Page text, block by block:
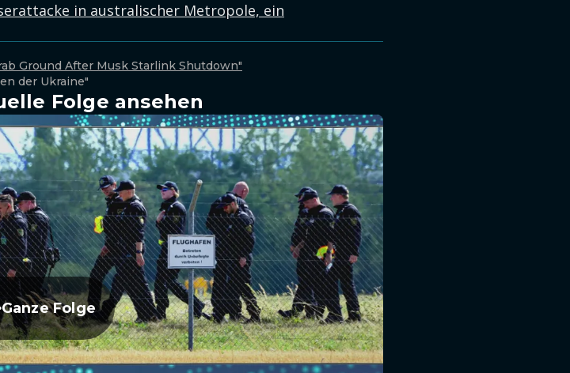
in australischer Metropole, ein
Ground After Musk Starlink Shutdown"
der Ukraine"
Folge ansehen
Ganze Folge